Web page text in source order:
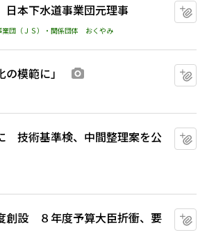
本下水道事業団元理事
団（ＪＳ）・関係団体 おくやみ
模範に」
技術基準検、中間整理案を公
創設 ８年度予算大臣折衝、要